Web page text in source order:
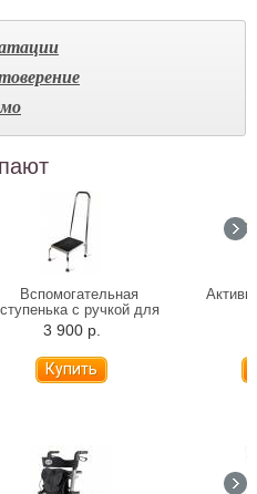
Вспомогательная
ступенька с ручкой для
ванны 10222H
3 900 р.